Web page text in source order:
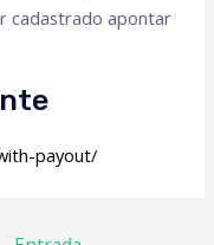
cadastrado apontar
payout/